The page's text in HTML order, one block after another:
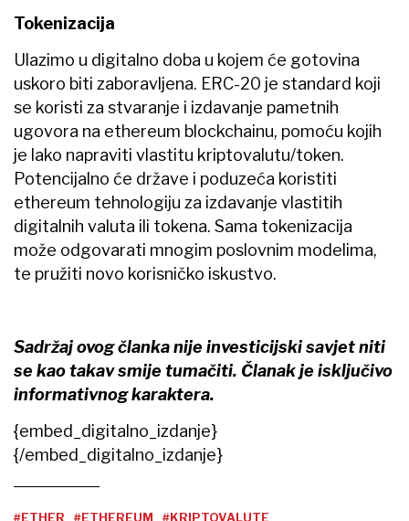
Tokenizacija
Ulazimo u digitalno doba u kojem će gotovina
uskoro biti zaboravljena. ERC-20 je standard koji
se koristi za stvaranje i izdavanje pametnih
ugovora na ethereum blockchainu, pomoću kojih
je lako napraviti vlastitu kriptovalutu/token.
Potencijalno će države i poduzeća koristiti
ethereum tehnologiju za izdavanje vlastitih
digitalnih valuta ili tokena. Sama tokenizacija
može odgovarati mnogim poslovnim modelima,
te pružiti novo korisničko iskustvo.
Sadržaj ovog članka nije investicijski savjet niti
se kao takav smije tumačiti. Članak je isključivo
informativnog karaktera.
{embed_digitalno_izdanje}
{/embed_digitalno_izdanje}
#ETHER #ETHEREUM
#KRIPTOVALUTE